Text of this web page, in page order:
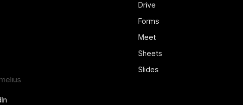
Drive
Forms
Meet
Sheets
Slides